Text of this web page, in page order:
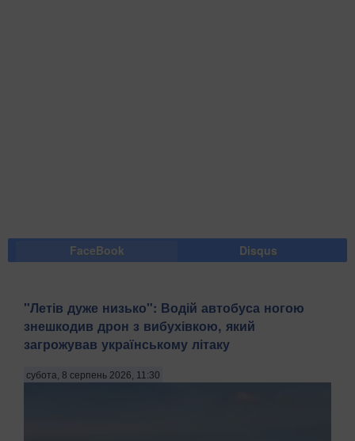
FaceBook Disqus
"Летів дуже низько": Водій автобуса ногою
знешкодив дрон з вибухівкою, який
загрожував українському літаку
субота, 8 серпень 2026, 11:30